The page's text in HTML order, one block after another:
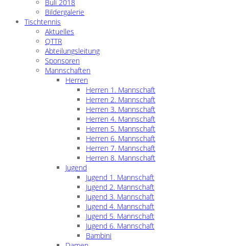
Buli 2018
Bildergalerie
Tischtennis
Aktuelles
QTTR
Abteilungsleitung
Sponsoren
Mannschaften
Herren
Herren 1. Mannschaft
Herren 2. Mannschaft
Herren 3. Mannschaft
Herren 4. Mannschaft
Herren 5. Mannschaft
Herren 6. Mannschaft
Herren 7. Mannschaft
Herren 8. Mannschaft
Jugend
Jugend 1. Mannschaft
Jugend 2. Mannschaft
Jugend 3. Mannschaft
Jugend 4. Mannschaft
Jugend 5. Mannschaft
Jugend 6. Mannschaft
Bambini